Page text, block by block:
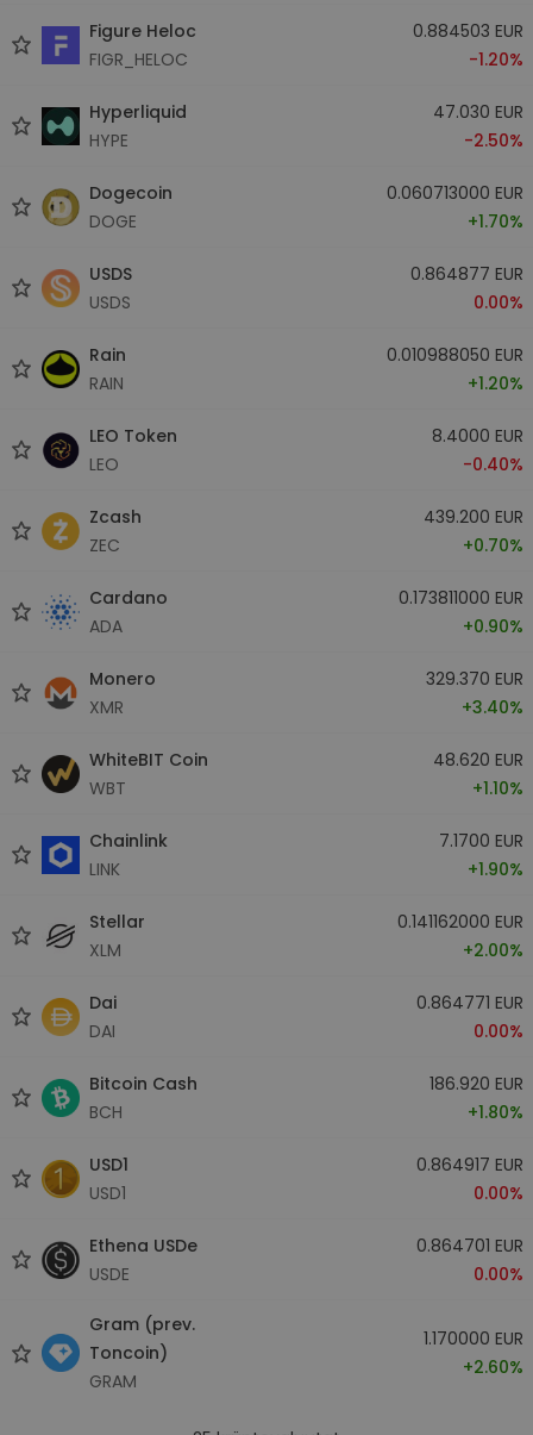
Figure Heloc
FIGR_HELOC
0.884503 EUR
-1.20%
Hyperliquid
HYPE
47.030 EUR
-2.50%
Dogecoin
DOGE
0.060713000 EUR
+1.70%
USDS
USDS
0.864877 EUR
0.00%
Rain
RAIN
0.010988050 EUR
+1.20%
LEO Token
LEO
8.4000 EUR
-0.40%
Zcash
ZEC
439.200 EUR
+0.70%
Cardano
ADA
0.173811000 EUR
+0.90%
Monero
XMR
329.370 EUR
+3.40%
WhiteBIT Coin
WBT
48.620 EUR
+1.10%
Chainlink
LINK
7.1700 EUR
+1.90%
Stellar
XLM
0.141162000 EUR
+2.00%
Dai
DAI
0.864771 EUR
0.00%
Bitcoin Cash
BCH
186.920 EUR
+1.80%
USD1
USD1
0.864917 EUR
0.00%
Ethena USDe
USDE
0.864701 EUR
0.00%
Gram (prev.
Toncoin)
GRAM
1.170000 EUR
+2.60%